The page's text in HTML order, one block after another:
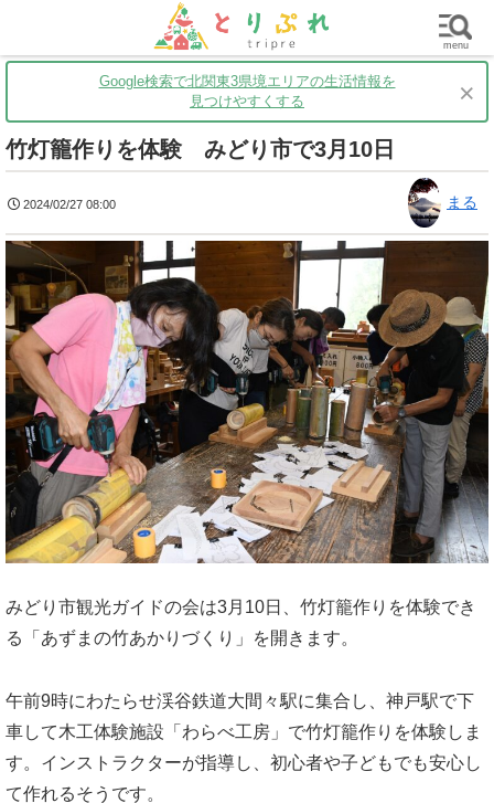
茨城 グルメ 買い物 子育て
Google検索で北関東3県境エリアの生活情報を
見つけやすくする
×
竹灯籠作りを体験 みどり市で3月10日
2024/02/27 08:00 まる
みどり市観光ガイドの会は3月10日、竹灯籠作りを体験でき
る「あずまの竹あかりづくり」を開きます。
午前9時にわたらせ渓谷鉄道大間々駅に集合し、神戸駅で下
車して木工体験施設「わらべ工房」で竹灯籠作りを体験しま
す。インストラクターが指導し、初心者や子どもでも安心し
て作れるそうです。
menu